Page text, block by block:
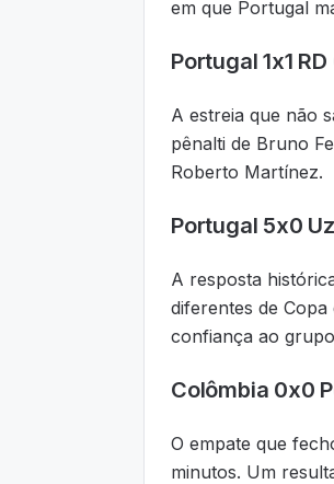
em que Portugal
Portugal 1x1
A estreia que não
pênalti de Bruno
Roberto Martínez.
Portugal 5x0
A resposta
diferentes de
confiança ao
Colômbia 0x0
O empate que
minutos. Um